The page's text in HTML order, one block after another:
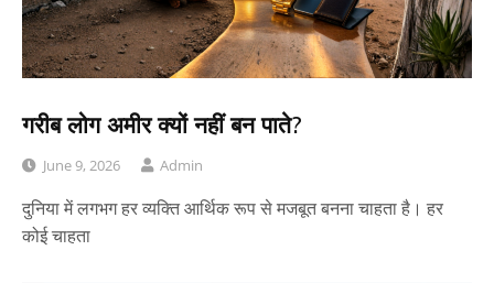
गरीब लोग अमीर क्यों नहीं बन पाते?
June 9, 2026 Admin
दुनिया में लगभग हर व्यक्ति आर्थिक रूप से मजबूत बनना चाहता है। हर
कोई चाहता